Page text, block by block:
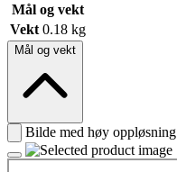
Mål og vekt
Vekt 0.18 kg
Mål og vekt
Bilde med høy oppløsning